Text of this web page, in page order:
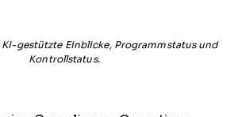
gestützte Einblicke, Programmstatus und
Kontrollstatus.